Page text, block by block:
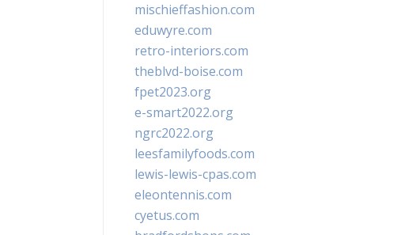
mischieffashion.com
eduwyre.com
retro-interiors.com
theblvd-boise.com
fpet2023.org
e-smart2022.org
ngrc2022.org
leesfamilyfoods.com
lewis-lewis-cpas.com
eleontennis.com
cyetus.com